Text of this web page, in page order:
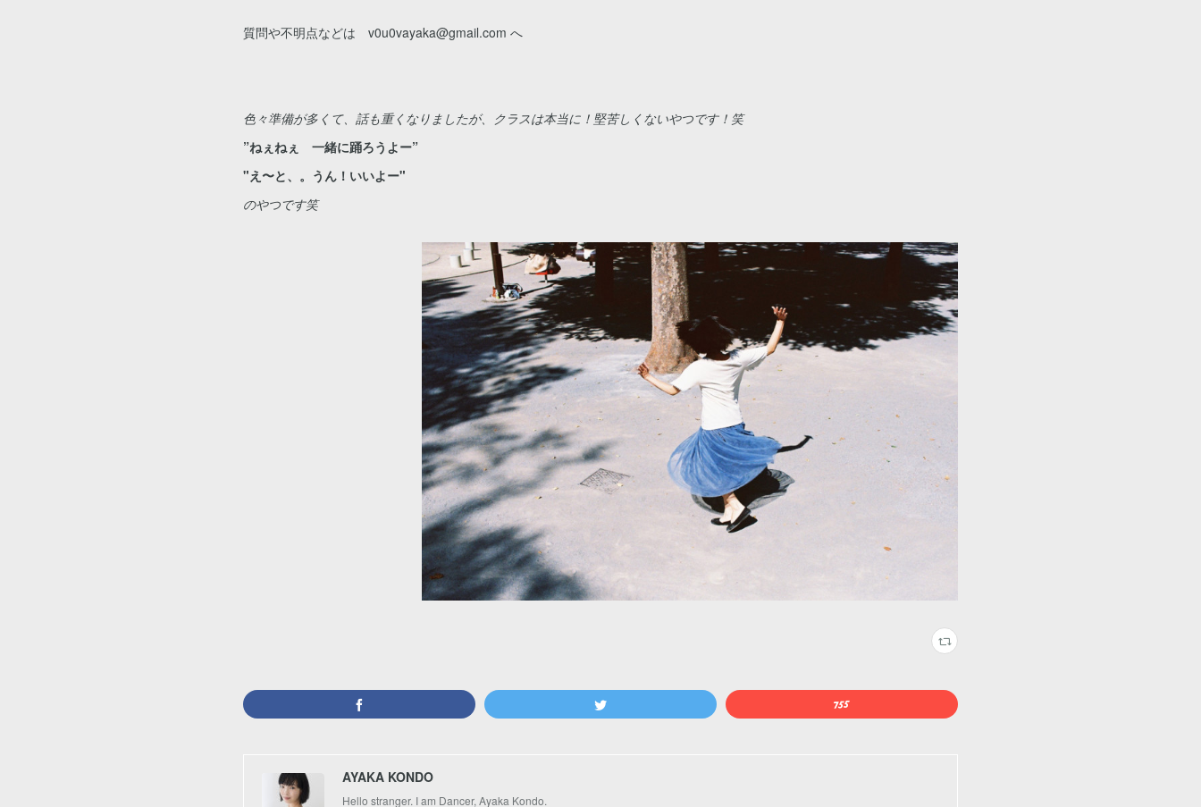
質問や不明点などは v0u0vayaka@gmail.com へ
色々準備が多くて、話も重くなりましたが、クラスは本当に！堅苦しくないやつです！笑
”ねぇねぇ 一緒に踊ろうよー”
"え〜と、。うん！いいよー"
のやつです笑
AYAKA KONDO
Hello stranger. I am Dancer, Ayaka Kondo.